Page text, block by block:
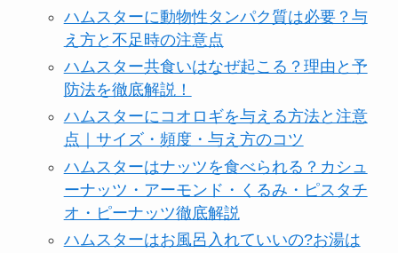
ハムスターに動物性タンパク質は必要？与
え方と不足時の注意点
ハムスター共食いはなぜ起こる？理由と予
防法を徹底解説！
ハムスターにコオロギを与える方法と注意
点｜サイズ・頻度・与え方のコツ
ハムスターはナッツを食べられる？カシュ
ーナッツ・アーモンド・くるみ・ピスタチ
オ・ピーナッツ徹底解説
ハムスターはお風呂入れていいの?お湯は